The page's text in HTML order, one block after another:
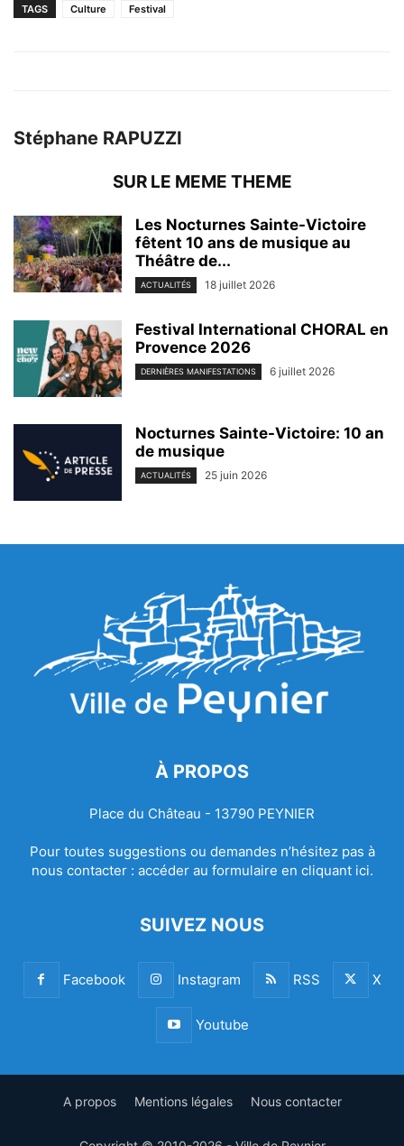
TAGS Culture Festival
Stéphane RAPUZZI
SUR LE MEME THEME
Les Nocturnes Sainte-Victoire
fêtent 10 ans de musique au
Théâtre de...
ACTUALITÉS 18 juillet 2026
Festival International CHORAL en
Provence 2026
DERNIÈRES MANIFESTATIONS 6 juillet 2026
Nocturnes Sainte-Victoire: 10 an
de musique
ACTUALITÉS 25 juin 2026
À PROPOS
Place du Château - 13790 PEYNIER
Pour toutes suggestions ou demandes n’hésitez pas à
nous contacter : accéder au formulaire en cliquant ici.
SUIVEZ NOUS
Facebook Instagram RSS X
Youtube
A propos Mentions légales Nous contacter